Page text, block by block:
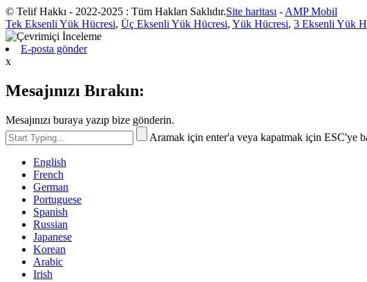
© Telif Hakkı - 2022-2025 : Tüm Hakları Saklıdır.Site haritası - AMP Mobil
Tek Eksenli Yük Hücresi, Üç Eksenli Yük Hücresi, Yük Hücresi, 3 Eksenli Yük
E-posta gönder
x
Mesajınızı Bırakın:
Mesajınızı buraya yazıp bize gönderin.
Aramak için enter'a veya kapatmak için ESC'ye
English
French
German
Portuguese
Spanish
Russian
Japanese
Korean
Arabic
Irish